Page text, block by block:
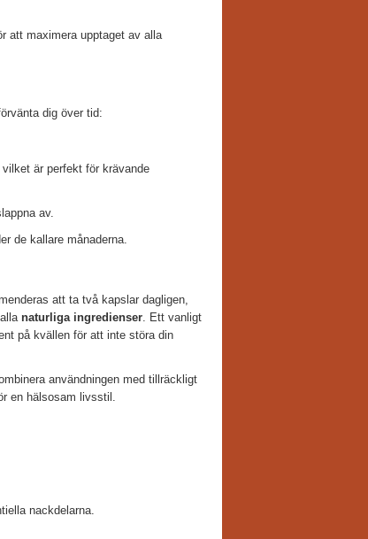
att maximera upptaget av alla
dig över tid:
är perfekt för krävande
av.
de kallare månaderna.
att ta två kapslar dagligen,
naturliga ingredienser. Ett vanligt
på kvällen för att inte störa din
användningen med tillräckligt
en hälsosam livsstil.
nackdelarna.